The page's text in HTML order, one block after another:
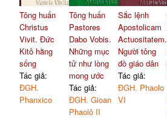
Tông huấn
Christus
Vivit. Đức
Kitô hằng
sống
Tác giả:
ĐGH.
Phanxico
Tông huấn
Pastores
Dabo Vobis.
Những mục
tử như lòng
mong ước
Tác giả:
ĐGH. Gioan
Phaolô II
Sắc lệnh
Apostolicam
Actuositatem.
Người tông
đồ giáo dân
Tác giả:
ĐGH. Phaolo
VI